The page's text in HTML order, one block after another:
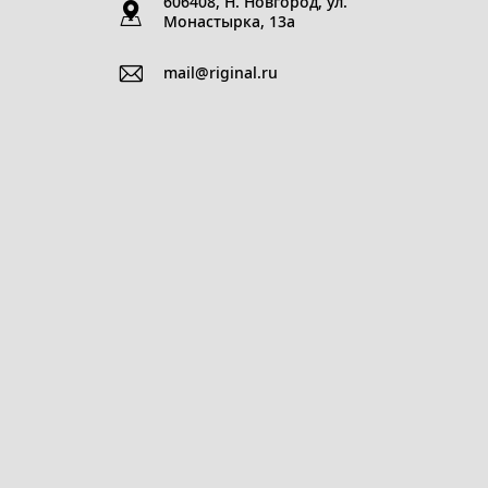
606408, Н. Новгород, ул.
Монастырка, 13a
mail@riginal.ru